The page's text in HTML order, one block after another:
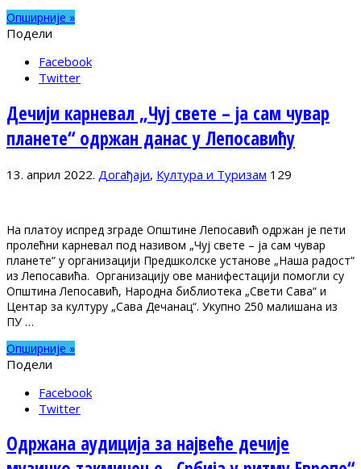
Опширније »
Подели
Facebook
Twitter
Дечији карневал „Чуј свете – ја сам чувар
планете“ одржан данас у Лепосавићу
13. април 2022. Догађаји, Култура и Туризам 129
На платоу испред зграде Општине Лепосавић одржан је пети
пролећни карневал под називом „Чуј свете – ја сам чувар
планете“ у организацији Предшколске установе „Наша радост“
из Лепосавића. Организацију ове манифестацији помогли су
Општина Лепосавић, Народна библиотека „Свети Сава“ и
Центар за културу „Сава Дечанац“. Укупно 250 малишана из
ПУ …
Опширније »
Подели
Facebook
Twitter
Одржана аудиција за највеће дечије